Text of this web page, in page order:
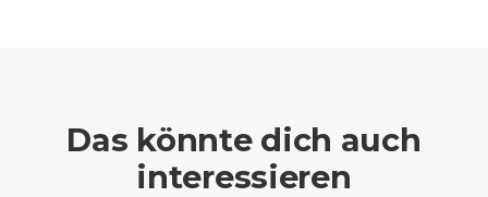
Das könnte dich auch
interessieren